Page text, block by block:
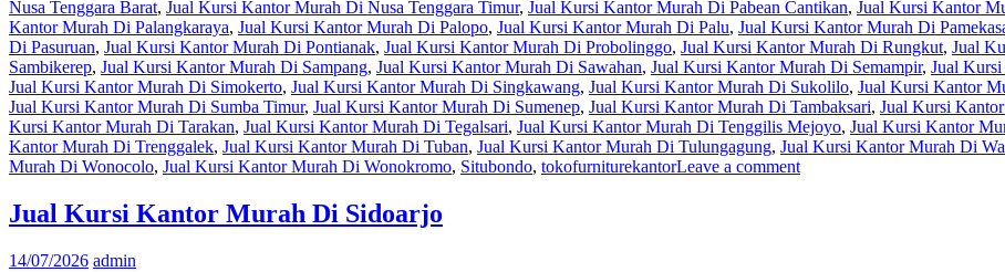
Nusa Tenggara Barat, Jual Kursi Kantor Murah Di Nusa Tenggara Timur, Jual Kursi Kantor Murah Di Pabean Cantikan, Jual Kursi Kantor
Kantor Murah Di Palangkaraya, Jual Kursi Kantor Murah Di Palopo, Jual Kursi Kantor Murah Di Palu, Jual Kursi Kantor Murah Di
Di Pasuruan, Jual Kursi Kantor Murah Di Pontianak, Jual Kursi Kantor Murah Di Probolinggo, Jual Kursi Kantor Murah Di Rungkut, Jual
Sambikerep, Jual Kursi Kantor Murah Di Sampang, Jual Kursi Kantor Murah Di Sawahan, Jual Kursi Kantor Murah Di Semampir, Jual
Jual Kursi Kantor Murah Di Simokerto, Jual Kursi Kantor Murah Di Singkawang, Jual Kursi Kantor Murah Di Sukolilo, Jual Kursi Kantor
Jual Kursi Kantor Murah Di Sumba Timur, Jual Kursi Kantor Murah Di Sumenep, Jual Kursi Kantor Murah Di Tambaksari, Jual Kursi
Kursi Kantor Murah Di Tarakan, Jual Kursi Kantor Murah Di Tegalsari, Jual Kursi Kantor Murah Di Tenggilis Mejoyo, Jual Kursi Kantor
Kantor Murah Di Trenggalek, Jual Kursi Kantor Murah Di Tuban, Jual Kursi Kantor Murah Di Tulungagung, Jual Kursi Kantor Murah Di
Murah Di Wonocolo, Jual Kursi Kantor Murah Di Wonokromo, Situbondo, tokofurniturekantorLeave a comment
Jual Kursi Kantor Murah Di Sidoarjo
14/07/2026 admin